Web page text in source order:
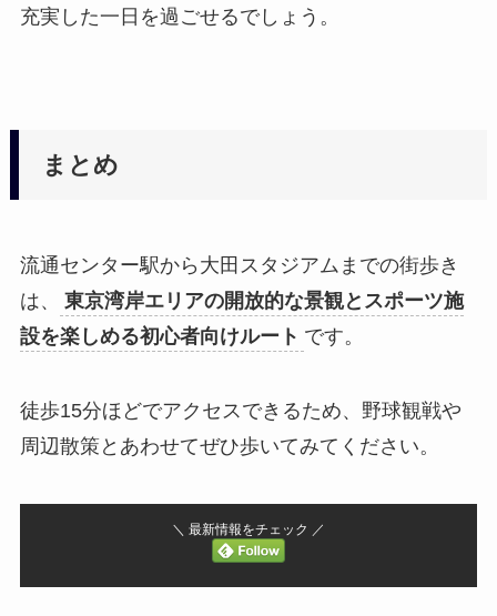
充実した一日を過ごせるでしょう。
まとめ
流通センター駅から大田スタジアムまでの街歩き
は、
東京湾岸エリアの開放的な景観とスポーツ施
設を楽しめる初心者向けルート です。
徒歩15分ほどでアクセスできるため、野球観戦や
周辺散策とあわせてぜひ歩いてみてください。
＼ 最新情報をチェック ／